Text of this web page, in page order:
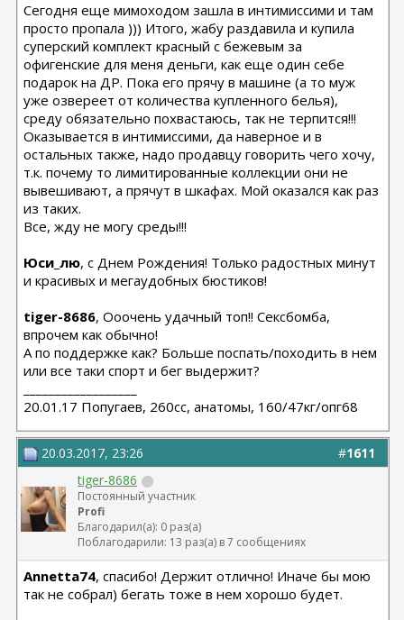
Сегодня еще мимоходом зашла в интимиссими и там
просто пропала ))) Итого, жабу раздавила и купила
суперский комплект красный с бежевым за
офигенские для меня деньги, как еще один себе
подарок на ДР. Пока его прячу в машине (а то муж
уже озвереет от количества купленного белья),
среду обязательно похвастаюсь, так не терпится!!!
Оказывается в интимиссими, да наверное и в
остальных также, надо продавцу говорить чего хочу,
т.к. почему то лимитированные коллекции они не
вывешивают, а прячут в шкафах. Мой оказался как раз
из таких.
Все, жду не могу среды!!!
Юси_лю, с Днем Рождения! Только радостных минут
и красивых и мегаудобных бюстиков!
tiger-8686, Ооочень удачный топ!! Сексбомба,
впрочем как обычно!
А по поддержке как? Больше поспать/походить в нем
или все таки спорт и бег выдержит?
20.01.17 Попугаев, 260cc, анатомы, 160/47кг/опг68
#1611
20.03.2017, 23:26
tiger-8686
Постоянный участник
Profi
Благодарил(а): 0 раз(а)
Поблагодарили: 13 раз(а) в 7 сообщениях
Annetta74, спасибо! Держит отлично! Иначе бы мою
так не собрал) бегать тоже в нем хорошо будет.